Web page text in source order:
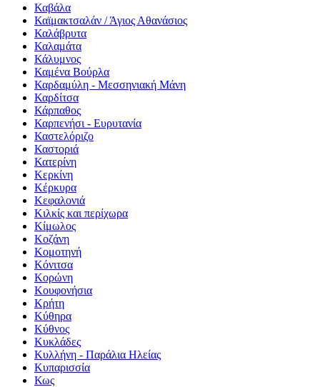
Καβάλα
Καϊμακτσαλάν / Άγιος Αθανάσιος
Καλάβρυτα
Καλαμάτα
Κάλυμνος
Καμένα Βούρλα
Καρδαμύλη - Μεσσηνιακή Μάνη
Καρδίτσα
Κάρπαθος
Καρπενήσι - Ευρυτανία
Καστελόριζο
Καστοριά
Κατερίνη
Κερκίνη
Κέρκυρα
Κεφαλονιά
Κιλκίς και περίχωρα
Κίμωλος
Κοζάνη
Κομοτηνή
Κόνιτσα
Κορώνη
Κουφονήσια
Κρήτη
Κύθηρα
Κύθνος
Κυκλάδες
Κυλλήνη - Παράλια Ηλείας
Κυπαρισσία
Κως